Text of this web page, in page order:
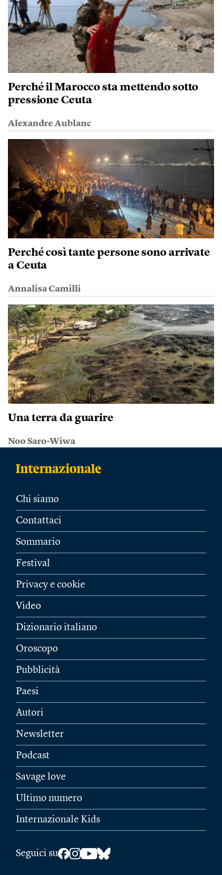
Perché il Marocco sta mettendo sotto
pressione Ceuta
Alexandre Aublanc
Perché così tante persone sono arrivate
a Ceuta
Annalisa Camilli
Una terra da guarire
Noo Saro-Wiwa
Chi siamo
Contattaci
Sommario
Festival
Privacy e cookie
Video
Dizionario italiano
Oroscopo
Pubblicità
Paesi
Autori
Newsletter
Podcast
Savage love
Ultimo numero
Internazionale Kids
Seguici su